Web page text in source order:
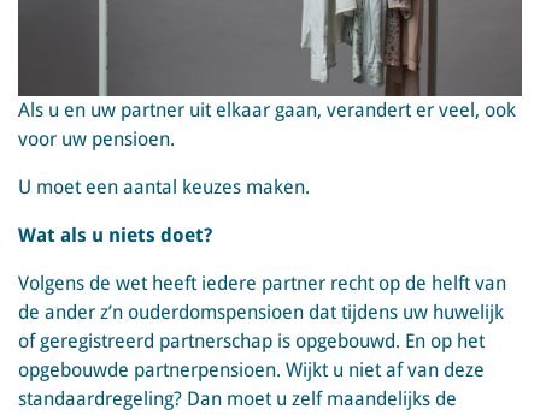
Als u en uw partner uit elkaar gaan, verandert er veel, ook
voor uw pensioen.
U moet een aantal keuzes maken.
Wat als u niets doet?
Volgens de wet heeft iedere partner recht op de helft van
de ander z’n ouderdomspensioen dat tijdens uw huwelijk
of geregistreerd partnerschap is opgebouwd. En op het
opgebouwde partnerpensioen. Wijkt u niet af van deze
standaardregeling? Dan moet u zelf maandelijks de